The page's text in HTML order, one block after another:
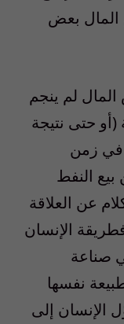
المال بعض
لم ينجم
حتى نتيجة
في زمن
النفط
عن العلاقة
الإنسان
صناعة
نفسها
الإنسان إلى